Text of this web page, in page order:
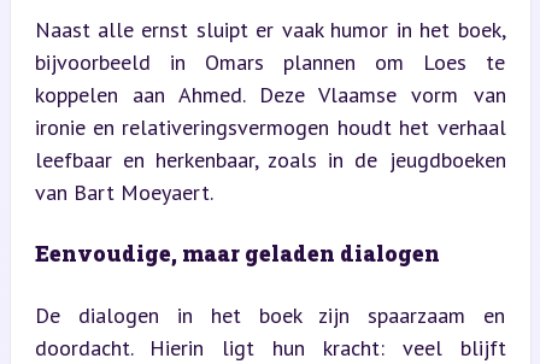
Naast alle ernst sluipt er vaak humor in het boek,
bijvoorbeeld in Omars plannen om Loes te
koppelen aan Ahmed. Deze Vlaamse vorm van
ironie en relativeringsvermogen houdt het verhaal
leefbaar en herkenbaar, zoals in de jeugdboeken
van Bart Moeyaert.
Eenvoudige, maar geladen dialogen
De dialogen in het boek zijn spaarzaam en
doordacht. Hierin ligt hun kracht: veel blijft